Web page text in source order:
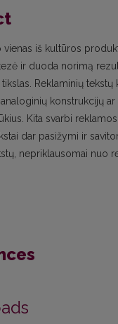
vienas iš kultūros
ir duoda norimą
Reklaminių
konstrukcijų
Kita svarbi
dar pasižymi ir
nepriklausomai nuo